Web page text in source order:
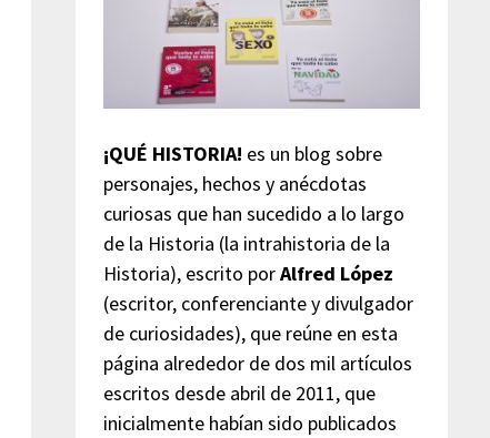
¡QUÉ HISTORIA! es un blog sobre
personajes, hechos y anécdotas
curiosas que han sucedido a lo largo
de la Historia (la intrahistoria de la
Historia), escrito porAlfred López
(escritor, conferenciante y divulgador
de curiosidades), que reúne en esta
página alrededor de dos mil artículos
escritos desde abril de 2011, que
inicialmente habían sido publicados